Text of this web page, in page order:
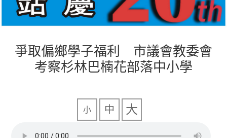
爭取偏鄉學子福利 市議會教委會
考察杉林巴楠花部落中小學
小 中 大